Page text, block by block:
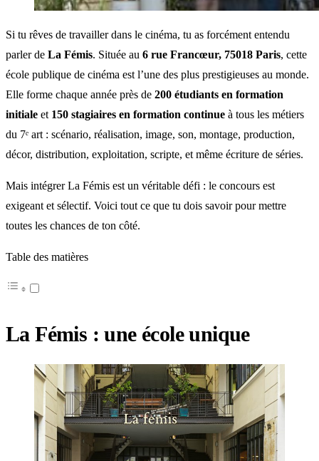
Si tu rêves de travailler dans le cinéma, tu as forcément entendu
parler de La Fémis. Située au 6 rue Francœur, 75018 Paris, cette
école publique de cinéma est l’une des plus prestigieuses au monde.
Elle forme chaque année près de 200 étudiants en formation
initiale et 150 stagiaires en formation continue à tous les métiers
du 7ᵉ art : scénario, réalisation, image, son, montage, production,
décor, distribution, exploitation, scripte, et même écriture de séries.
Mais intégrer La Fémis est un véritable défi : le concours est
exigeant et sélectif. Voici tout ce que tu dois savoir pour mettre
toutes les chances de ton côté.
Table des matières
La Fémis : une école unique